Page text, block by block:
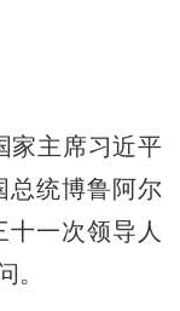
主席习近平
总统博鲁阿尔
一次领导人
。